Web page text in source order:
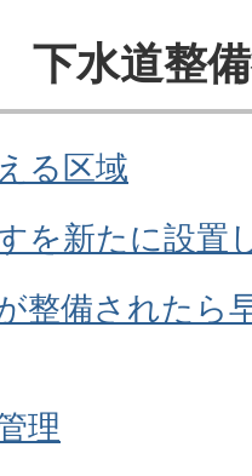
下水道整
る区域
を新たに設置
整備されたら
理